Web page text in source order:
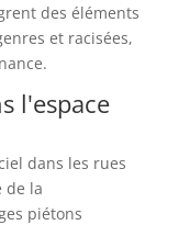
des éléments
et racisées,
l'espace
dans les rues
de la
piétons